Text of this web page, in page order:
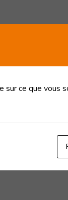
Pour
aux
la
ce que vous